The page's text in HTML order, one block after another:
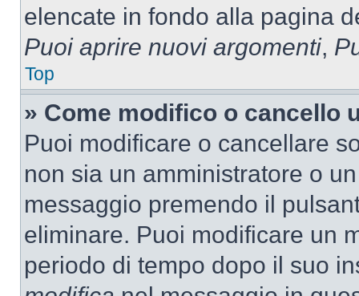
elencate in fondo alla pagina
Puoi aprire nuovi argomenti,
Top
» Come modifico o cancello
Puoi modificare o cancellare
non sia un amministratore o
messaggio premendo il
eliminare. Puoi modificare un
periodo di tempo dopo il suo